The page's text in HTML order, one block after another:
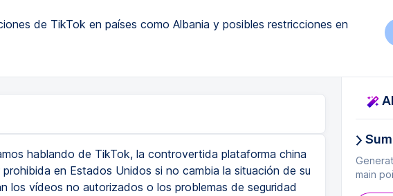
de TikTok en países como Albania y posibles restricciones en
hablando de TikTok, la controvertida plataforma china
en Estados Unidos si no cambia la situación de su
los vídeos no autorizados o los problemas de seguridad
main